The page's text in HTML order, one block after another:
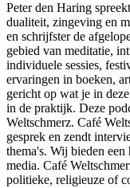
Peter den Haring
dualiteit, zingeving en
en schrijfster de
gebied van meditatie,
individuele sessies,
ervaringen in boeken,
gericht op wat je in
in de praktijk. Deze
Weltschmerz. Café
gesprek en zendt
thema's. Wij bieden
media. Café
politieke, religieuze of